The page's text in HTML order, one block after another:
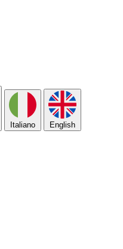
Italiano English